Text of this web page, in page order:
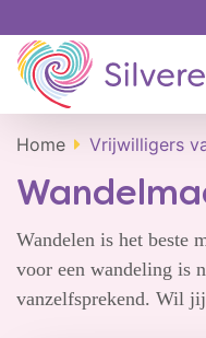
Home Vrijwilligers
Wandelen is het beste
voor een wandeling is
vanzelfsprekend. Wil